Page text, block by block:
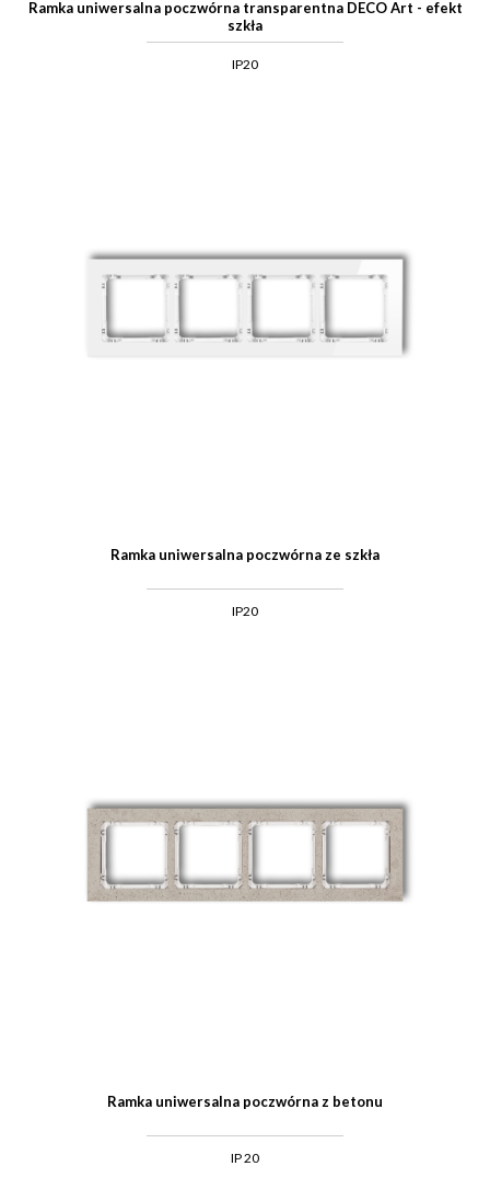
Ramka uniwersalna poczwórna transparentna DECO Art - efekt
szkła
IP20
Ramka uniwersalna poczwórna ze szkła
IP20
Ramka uniwersalna poczwórna z betonu
IP 20